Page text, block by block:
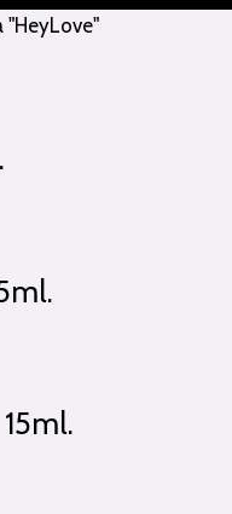
"HeyLove"